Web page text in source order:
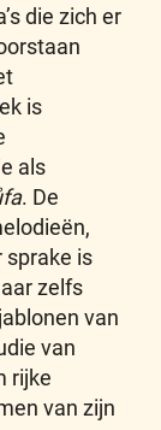
die zich er
is
als
. De
sprake is
zelfs
van
van
rijke
van zijn